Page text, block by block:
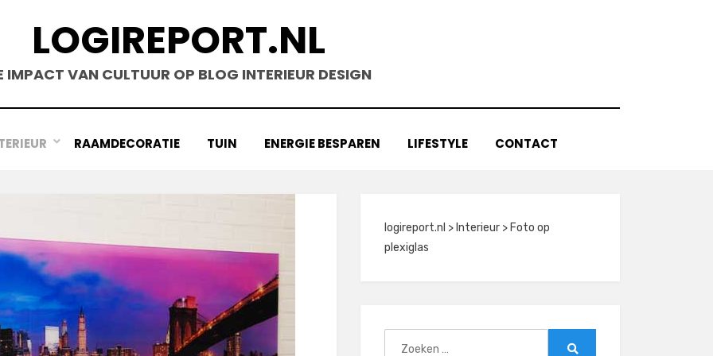
LOGIREPORT.NL
IMPACT VAN CULTUUR OP BLOG INTERIEUR DESIGN
RAAMDECORATIE TUIN ENERGIE BESPAREN LIFESTYLE CONTACT
logireport.nl > Interieur> Foto op
plexiglas